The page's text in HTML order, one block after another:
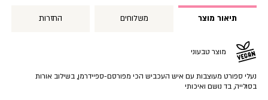
תיאור מוצר משלוחים החזרות
מוצר טבעוני
נעלי ספורט מעוצבות עם איש העכביש הכי מפורסם-ספיידרמן, בשילוב אורות
בסולייה, בד נושם ואיכותי